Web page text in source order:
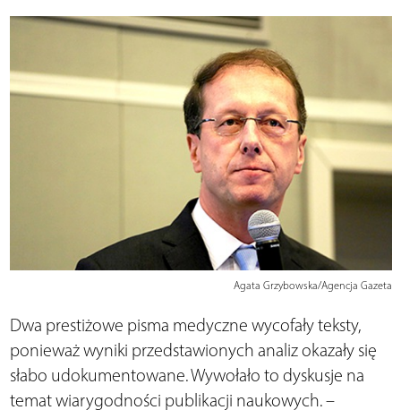
Agata Grzybowska/Agencja Gazeta
Dwa prestiżowe pisma medyczne wycofały teksty,
ponieważ wyniki przedstawionych analiz okazały się
słabo udokumentowane. Wywołało to dyskusje na
temat wiarygodności publikacji naukowych. –